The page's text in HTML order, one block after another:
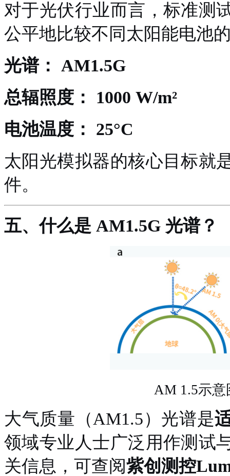
对于光伏行业而言，标准测
公平地比较不同太阳能电池
光谱： AM1.5G
总辐照度：
1000 W/m²
电池温度：
25°C
太阳光模拟器的核心目标就
件。
五、什么是 AM1.5G 光谱？
AM 1.5示意
大气质量（AM1.5）光谱是
领域专业人士广泛用作测试
关信息，可查阅紫创测控